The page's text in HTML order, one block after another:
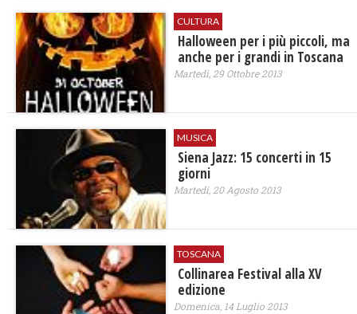
CULTURA
Halloween per i più piccoli, ma
anche per i grandi in Toscana
Martedì, 29 Ottobre 2013
MUSICA
Siena Jazz: 15 concerti in 15
giorni
Martedì, 20 Agosto 2013
TOSCANA
Collinarea Festival alla XV
edizione
Domenica, 14 Luglio 2013